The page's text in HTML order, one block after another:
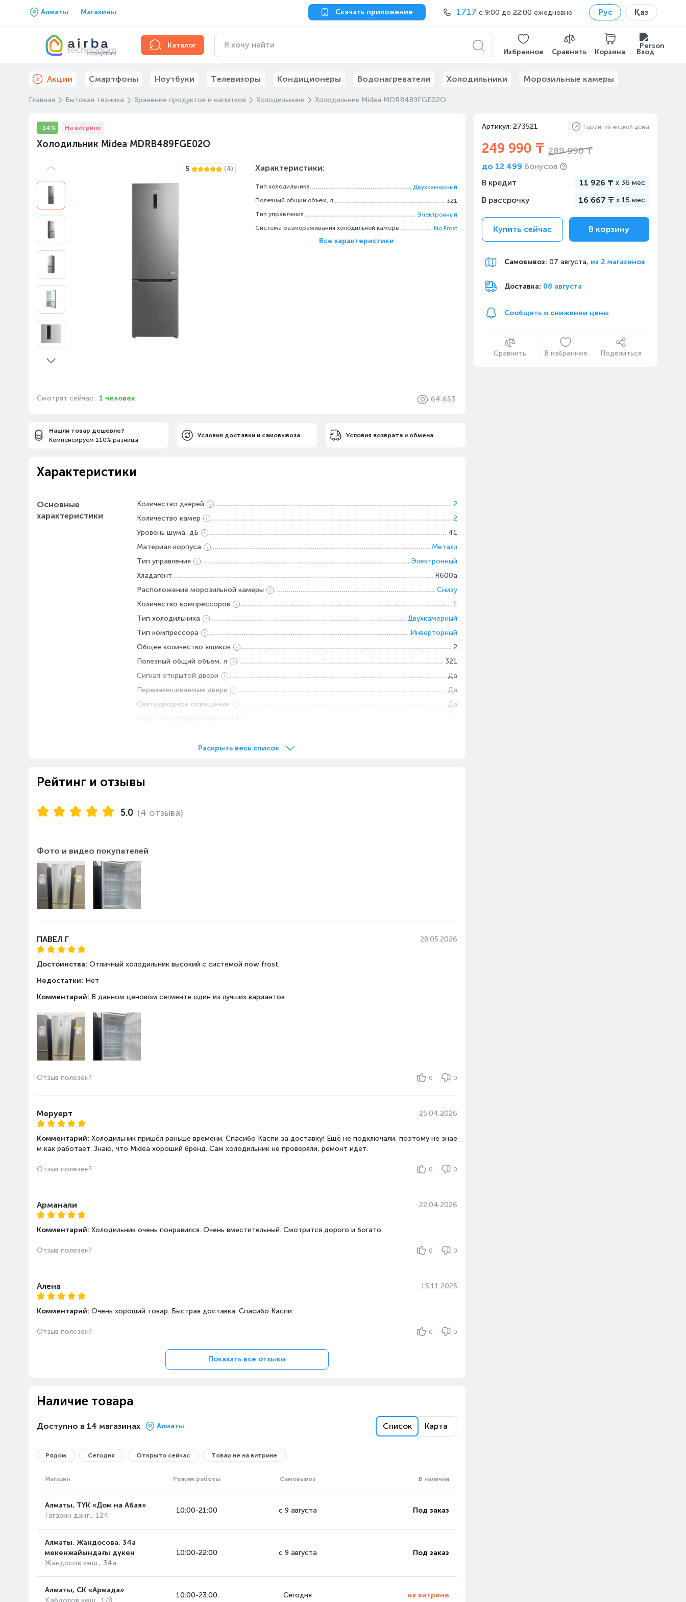
Алматы Магазины Скачать приложение 1717 с 9:00 до 22:00 ежедневно Рус Қаз
Каталог
Избранное Сравнить Корзина Вход
Акции Смартфоны Ноутбуки Телевизоры Кондиционеры Водонагреватели Холодильники Морозильные камеры
Главная Бытовая техника Хранение продуктов и напитков Холодильники Холодильник Midea MDRB489FGE02O
-14% На витрине
Холодильник Midea MDRB489FGE02O
5 (4) Характеристики:
Тип холодильника
Двухкамерный
Полезный общий объем, л
321
Тип управления
Электронный
Система размораживания холодильной камеры
No Frost
Все характеристики
Смотрят сейчас: 1 человек 64 653
Артикул: 273521 Гарантия низкой цены
249 990 ₸ 289 990 ₸
до 12 499 бонусов
В кредит
11 926 ₸ x 36 мес
В рассрочку 16 667 ₸ x 15 мес
Купить сейчас В корзину
Самовывоз: 07 августа, из 2 магазинов
Доставка: 08 августа
Сообщить о снижении цены
Сравнить В избранное Поделиться
Нашли товар дешевле?
Компенсируем 110% разницы
Условия доставки и самовывоза Условия возврата и обмена
Характеристики
Основные
характеристики
Количество дверей
2
Количество камер
2
Уровень шума, дБ
41
Материал корпуса
Металл
Тип управления
Электронный
Хладагент
R600a
Расположение морозильной камеры
Снизу
Количество компрессоров
1
Тип холодильника
Двухкамерный
Тип компрессора
Инверторный
Общее количество ящиков
2
Полезный общий объем, л
321
Сигнал открытой двери
Да
Перенавешиваемые двери
Да
Светодиодное освещение
Да
A+
Глубина, см
Вес, кг
Холодильная камера Количество полок
Материал полок
Группа габаритов -
холодильники
Глубина
Ширина
76
Система размораживания
морозильной камеры
No Frost
Раскрыть весь список
Рейтинг и отзывы
5.0 (4 отзыва)
Фото и видео покупателей
ПАВЕЛ Г 28.05.2026
Достоинства: Отличный холодильник высокий с системой now frost.
Недостатки: Нет
Комментарий: В данном ценовом сегменте один из лучших вариантов
Отзыв полезен? 0 0
Меруерт 25.04.2026
Комментарий: Холодильник пришёл раньше времени. Спасибо Каспи за доставку! Ещё не подключали, поэтому не знае
м как работает. Знаю, что Midea хороший бренд. Сам холодильник не проверяли, ремонт идёт.
Отзыв полезен? 0 0
Арманали 22.04.2026
Комментарий: Холодильник очень понравился. Очень вместительный. Смотрится дорого и богато.
Отзыв полезен? 0 0
Алена 15.11.2025
Комментарий: Очень хороший товар. Быстрая доставка. Спасибо Каспи.
Отзыв полезен? 0 0
Показать все отзывы
Наличие товара
Доступно в 14 магазинах Алматы Список Карта
Рядом Сегодня Открыто сейчас Товар не на витрине
Магазин Режим работы Самовывоз В наличии
Алматы, ТҮК «Дом на Абая»
Гагарин даңғ., 124
10:00-21:00 с 9 августа Под заказ
Алматы, Жандосова, 34а
мекенжайындағы дүкен
Жандосов көш., 34а
10:00-22:00 с 9 августа Под заказ
Алматы, СК «Армада»
Қабдолов көш., 1/8
10:00-23:00 Сегодня на витрине